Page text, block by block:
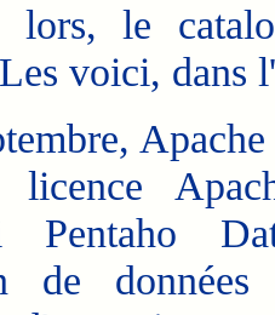
le
voici, dans
licence
Pentaho
de